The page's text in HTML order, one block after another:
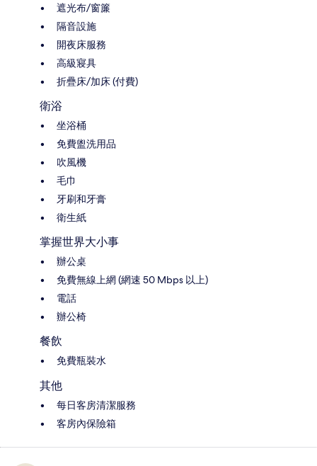
遮光布/窗簾
隔音設施
開夜床服務
高級寢具
折疊床/加床 (付費)
衛浴
坐浴桶
免費盥洗用品
吹風機
毛巾
牙刷和牙膏
衛生紙
掌握世界大小事
辦公桌
免費無線上網 (網速 50 Mbps 以上)
電話
辦公椅
餐飲
免費瓶裝水
其他
每日客房清潔服務
客房內保險箱